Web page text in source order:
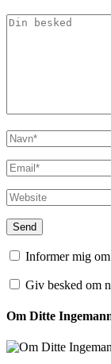
Informer mig
Giv besked om
Om Ditte